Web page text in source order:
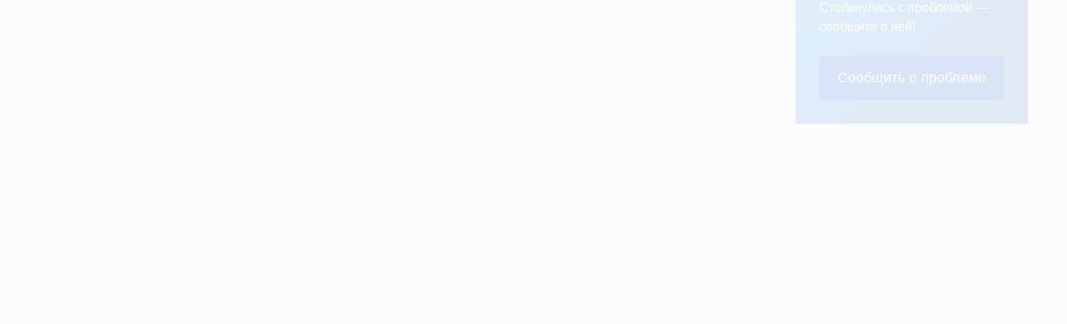
Столкнулись с проблемой —
сообщите о ней!
Сообщить о проблеме